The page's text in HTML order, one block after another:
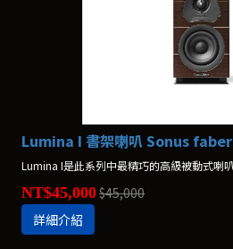
Lumina I 書架喇叭 Sonus faber
NT$45,000$45,000
詳細介紹